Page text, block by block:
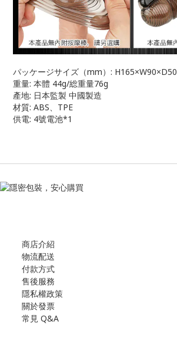
パッケージサイズ（mm）: H165×W90×D50
重量: 本體 44g/総重量76g
產地: 日本監製 中國製造
材質: ABS、TPE
供電: 4號電池*1
商店介紹
物流配送
付款方式
售後服務
隱私權政策
關於發票
常見 Q&A